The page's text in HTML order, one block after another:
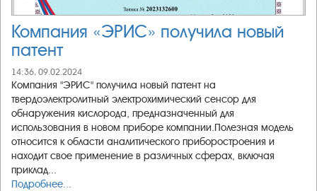
Компания «ЭРИС» получила новый
патент
14:36, 09.02.2024
Компания "ЭРИС" получила новый патент на
твердоэлектролитный электрохимический сенсор для
обнаружения кислорода, предназначенный для
использования в новом приборе компании.Полезная модель
относится к области аналитического приборостроения и
находит свое применение в различных сферах, включая
приклад...
Подробнее...